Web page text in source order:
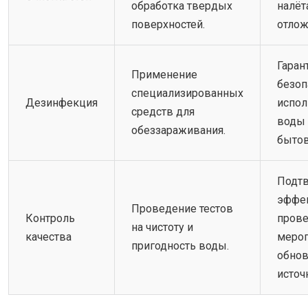
обработка твердых
поверхностей.
Дезинфекция
Применение
специализированных
средств для
обеззараживания.
воды
Контроль
качества
Проведение тестов
на чистоту и
пригодность воды.